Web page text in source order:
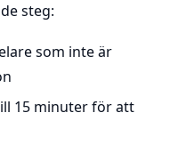
steg:
som inte är
15 minuter för att